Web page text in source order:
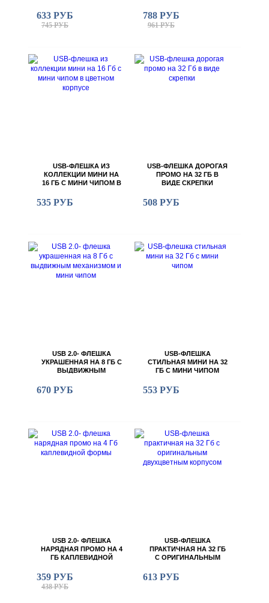
С КРУГЛЫМ
ОТВЕРСТИЕМ
633 РУБ
745 РУБ
788 РУБ
961 РУБ
USB-ФЛЕШКА ИЗ
КОЛЛЕКЦИИ МИНИ НА
16 ГБ С МИНИ ЧИПОМ В
535 РУБ
USB-ФЛЕШКА ДОРОГАЯ
ПРОМО НА 32 ГБ В
ВИДЕ СКРЕПКИ
508 РУБ
USB 2.0- ФЛЕШКА
УКРАШЕННАЯ НА 8 ГБ С
ВЫДВИЖНЫМ
ЧИПОМ
670 РУБ
USB-ФЛЕШКА
СТИЛЬНАЯ МИНИ НА 32
ГБ С МИНИ ЧИПОМ
553 РУБ
USB 2.0- ФЛЕШКА
НАРЯДНАЯ ПРОМО НА 4
ГБ КАПЛЕВИДНОЙ
359 РУБ
438 РУБ
USB-ФЛЕШКА
ПРАКТИЧНАЯ НА 32 ГБ
С ОРИГИНАЛЬНЫМ
КОРПУСОМ
613 РУБ